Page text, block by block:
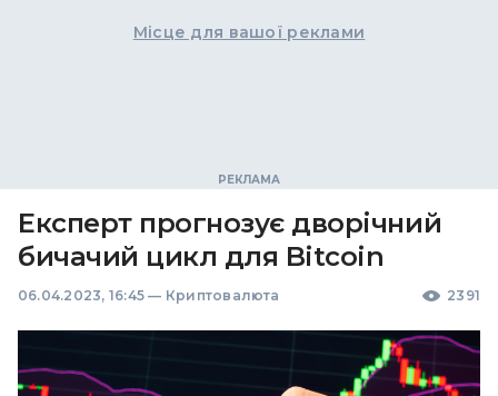
Місце для вашої реклами
Експерт прогнозує дворічний
бичачий цикл для Bitcoin
06.04.2023, 16:45 — Криптовалюта 2391